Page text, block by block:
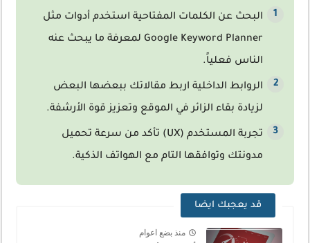
البحث عن الكلمات المفتاحية استخدم أدوات مثل
Google Keyword Planner لمعرفة ما يبحث عنه
الناس فعلياً.
الروابط الداخلية اربط مقالاتك ببعضها البعض
لزيادة بقاء الزائر في الموقع وتعزيز قوة الأرشفة.
تجربة المستخدم (UX)
تأكد من سرعة تحميل
مدونتك وتوافقها التام مع الهواتف الذكية.
قد يعجبك ايضا
منذ بضع اعوام